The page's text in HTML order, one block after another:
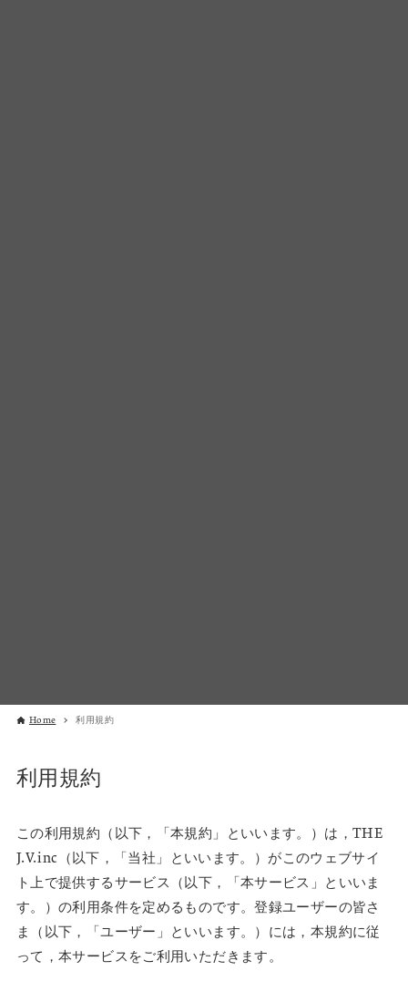
Home 利用規約
利用規約
この利用規約（以下，「本規約」といいます。）は，THE
J.V.inc（以下，「当社」といいます。）がこのウェブサイ
ト上で提供するサービス（以下，「本サービス」といいま
す。）の利用条件を定めるものです。登録ユーザーの皆さ
ま（以下，「ユーザー」といいます。）には，本規約に従
って，本サービスをご利用いただきます。